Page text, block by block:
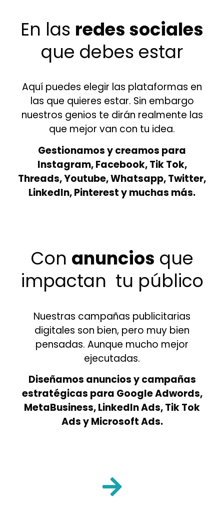
En las redes sociales
que debes estar
Aquí puedes elegir las plataformas en
las que quieres estar. Sin embargo
nuestros genios te dirán realmente las
que mejor van con tu idea.
Gestionamos y creamos para
Instagram, Facebook, Tik Tok,
Threads, Youtube, Whatsapp, Twitter,
LinkedIn, Pinterest y muchas más.
Con anuncios que
impactan tu público
Nuestras campañas publicitarias
digitales son bien, pero muy bien
pensadas. Aunque mucho mejor
ejecutadas.
Diseñamos anuncios y campañas
estratégicas para Google Adwords,
MetaBusiness, LinkedIn Ads, Tik Tok
Ads y Microsoft Ads.